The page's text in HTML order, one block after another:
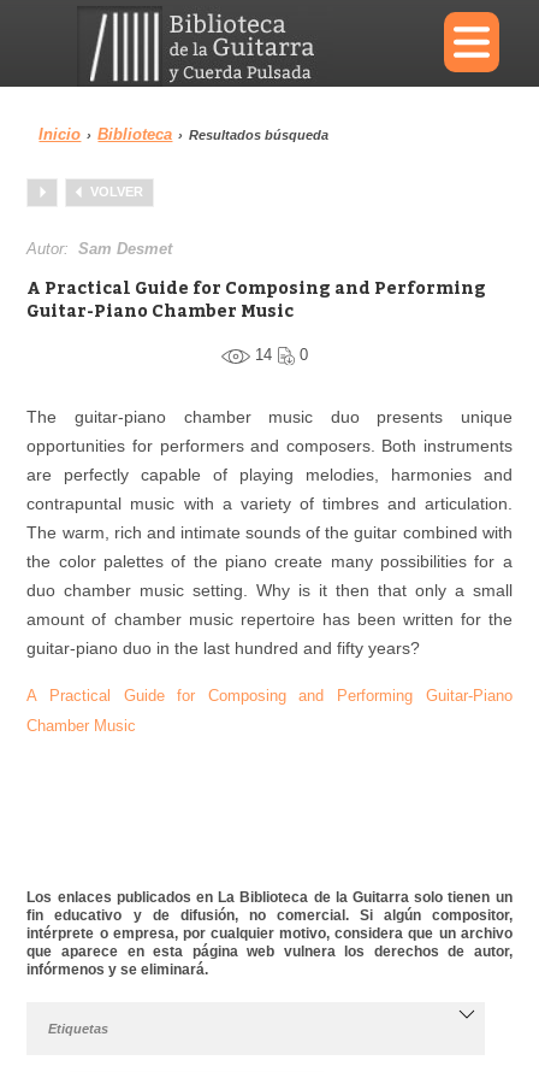
×
Menu
Biblioteca
Inicio › Biblioteca › Resultados búsqueda
VOLVER
Autor:Sam Desmet
A Practical Guide for Composing and Performing
Guitar-Piano Chamber Music
14 0
The guitar-piano chamber music duo presents unique
opportunities for performers and composers. Both instruments
are perfectly capable of playing melodies, harmonies and
contrapuntal music with a variety of timbres and articulation.
The warm, rich and intimate sounds of the guitar combined with
the color palettes of the piano create many possibilities for a
duo chamber music setting. Why is it then that only a small
amount of chamber music repertoire has been written for the
guitar-piano duo in the last hundred and fifty years?
A Practical Guide for Composing and Performing Guitar-Piano
Chamber Music
Los enlaces publicados en La Biblioteca de la Guitarra solo tienen un
fin educativo y de difusión, no comercial. Si algún compositor,
intérprete o empresa, por cualquier motivo, considera que un archivo
que aparece en esta página web vulnera los derechos de autor,
infórmenos y se eliminará.
Etiquetas